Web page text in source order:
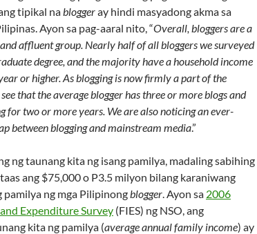
tipikal nabloggeray hindi masyadong akma sa
Ayon sa pag-aaral nito, “Overall, bloggers are a
affluent group. Nearly half of all bloggers we surveyed
degree, and the majority have a household income
or higher. As blogging is now firmly a part of the
that the average blogger has three or more blogs and
for two or more years. We are also noticing an ever-
between blogging and mainstream media.”
ng taunang kita ng isang pamilya, madaling sabihing
ang $75,000 o P3.5 milyon bilang karaniwang
pamilya ng mga Pilipinongblogger. Ayon sa 2006
Expenditure Survey (FIES) ng NSO, ang
kita ng pamilya (average annual family income) ay